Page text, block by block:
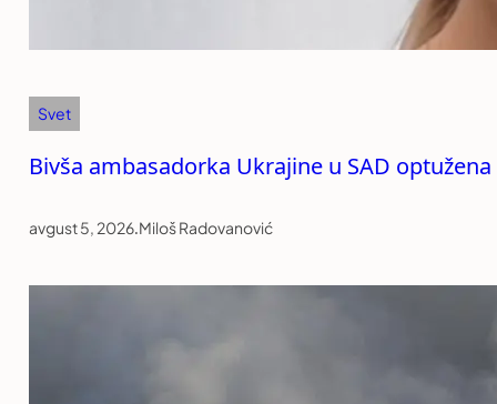
Svet
Bivša ambasadorka Ukrajine u SAD
avgust 5, 2026.Miloš Radovanović